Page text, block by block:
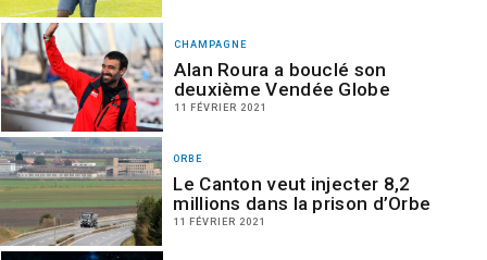
CHAMPAGNE
Alan Roura a bouclé son
deuxième Vendée Globe
11 FÉVRIER 2021
ORBE
Le Canton veut injecter 8,2
millions dans la prison d’Orbe
11 FÉVRIER 2021